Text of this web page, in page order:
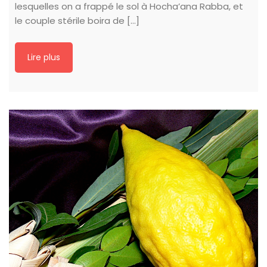
lesquelles on a frappé le sol à Hocha’ana Rabba, et
le couple stérile boira de […]
Lire plus